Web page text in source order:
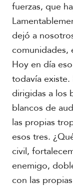
e
s
p
e
c
a
l
A
a
d
m
i
a
F
o
o
s
V
i
d
e
s
fuerzas, que
dejó a
comunidades,
Hoy en día
todavía existe.
dirigidas a los
blancos de
las propias
esos tres.
civil,
enemigo,
con las